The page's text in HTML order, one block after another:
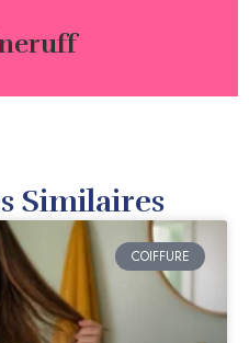
Similaires
COIFFURE